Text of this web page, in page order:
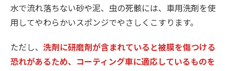
水で流れ落ちない砂や泥、虫の死骸には、車用洗剤を使
用してやわらかいスポンジでやさしくこすります。
ただし、 洗剤に研磨剤が含まれていると被膜を傷つける
恐れがあるため、コーティング車に適応しているものを